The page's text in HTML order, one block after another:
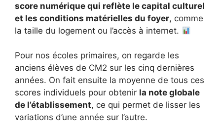
score numérique qui reflète le capital culturel
et les conditions matérielles du foyer, comme
la taille du logement ou l’accès à internet.
Pour nos écoles primaires, on regarde les
anciens élèves de CM2 sur les cinq dernières
années. On fait ensuite la moyenne de tous ces
scores individuels pour obtenir la note globale
de l’établissement, ce qui permet de lisser les
variations d’une année sur l’autre.